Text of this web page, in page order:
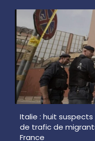
Italie : huit
de trafic de
France